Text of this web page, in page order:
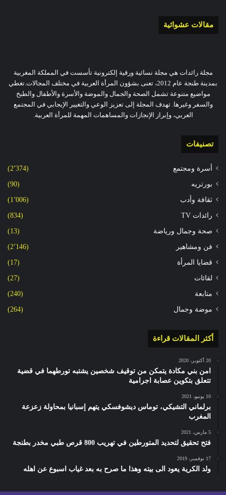
مقالات عشوائية
مجلة رائدات هي مجلة نسائية ورقية إلكترونية تأسست في المملكة المغربية
بمدينة طنجة عام 2012، تعنى بشؤون المرأة العربية في مختلف المجالات.تغطي
مواضيع متنوعة تشمل الصحة والجمال والموضة والأسرة والأطفال والطبخ
والسفر وغيرها. تهدف المجلة إلى تعزيز الوعي والتغيير الإيجابي في المجتمع
العربي، وإبراز الإنجازات والمساهمات المهمة للمرأة العربية.
تصنيفات
أسرة ومجتمع (2٬374)
بورتريه (90)
ثقافة وأدب (1٬006)
رائدات TV (834)
صحة وجمال ورياضة (13)
فن ومشاهير (2٬146)
قضايا المرأة (17)
لقائات (27)
متابعة (240)
موضة وجمال (264)
أكثر المقالات قراءة
20 أكتوبر، 2020
امن بني مكادة يتمكن من توقيف شخصين يشتبه تورطهما في قضية
تتعلق بتكوين عصابة اجرامية
10 يونيو، 2021
برلماني التشيكي، توماس ديشوفسكي يتهم إسبانيا بمحاولة زعزعة
المغرب
5 مارس، 2021
فتح تحقيق لتحديد المتورطين في تهريب 800 قرص طبي مخدر بطنجة
17 نوفمبر، 2019
ولد الكرية يعود الى بيته وهذا ما صرح به بعد غياب اسبوع عن اهله